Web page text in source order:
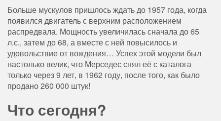
Больше мускулов пришлось ждать до 1957 года, когда
появился двигатель с верхним расположением
распредвала. Мощность увеличилась сначала до 65
л.с., затем до 68, а вместе с ней повысилось и
удовольствие от вождения… Успех этой модели был
настолько велик, что Мерседес снял её с каталога
только через 9 лет, в 1962 году, после того, как было
продано 260 000 штук!
Что сегодня?